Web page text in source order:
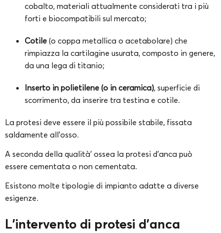
cobalto, materiali attualmente considerati tra i più
forti e biocompatibili sul mercato;
Cotile (o coppa metallica o acetabolare) che
rimpiazza la cartilagine usurata, composto in genere,
da una lega di titanio;
Inserto in polietilene (o in ceramica), superficie di
scorrimento, da inserire tra testina e cotile.
La protesi deve essere il più possibile stabile, fissata
saldamente all’osso.
A seconda della qualità’ ossea la protesi d’anca può
essere cementata o non cementata.
Esistono molte tipologie di impianto adatte a diverse
esigenze.
L’intervento di protesi d’anca